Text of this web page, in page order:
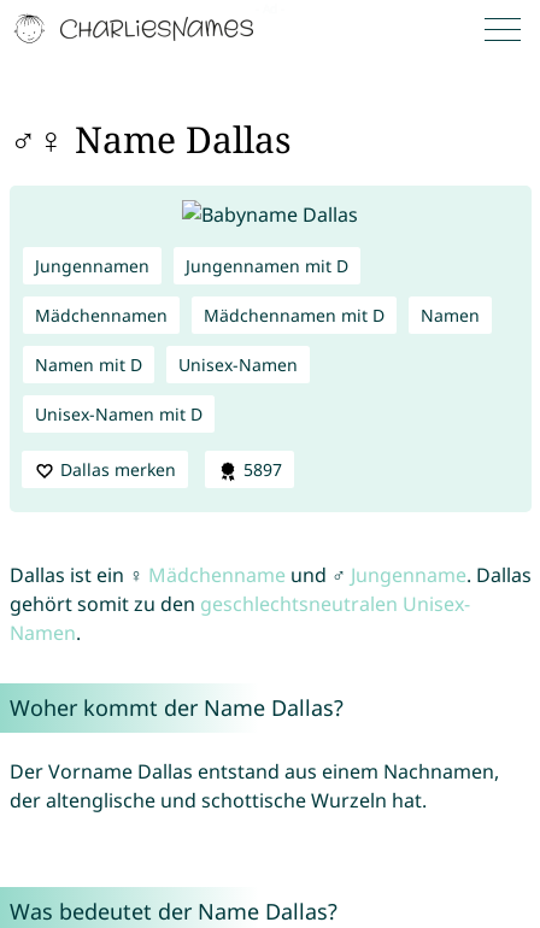
♂♀ Name Dallas
Jungennamen Jungennamen mit D
Mädchennamen Mädchennamen mit D Namen
Namen mit D Unisex-Namen
Unisex-Namen mit D
Dallas merken 5897
Dallas ist ein ♀ Mädchenname und ♂ Jungenname. Dallas
gehört somit zu den geschlechtsneutralen Unisex-
Namen.
Woher kommt der Name Dallas?
Der Vorname Dallas entstand aus einem Nachnamen,
der altenglische und schottische Wurzeln hat.
Was bedeutet der Name Dallas?